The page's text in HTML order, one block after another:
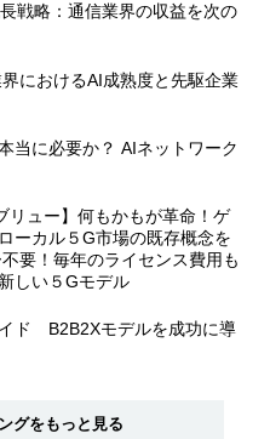
戦略：通信業界の収益を次の
におけるAI成熟度と先駆企業
当に必要か？ AIネットワーク
リュー】何もかもが革命！ゲ
ーカル５G市場の既存概念を
要！毎年のライセンス費用も
しい５Gモデル
ド B2B2Xモデルを成功に導
グをもっと見る